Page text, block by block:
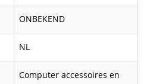
ONBEKEND
NL
Computer accessoires en